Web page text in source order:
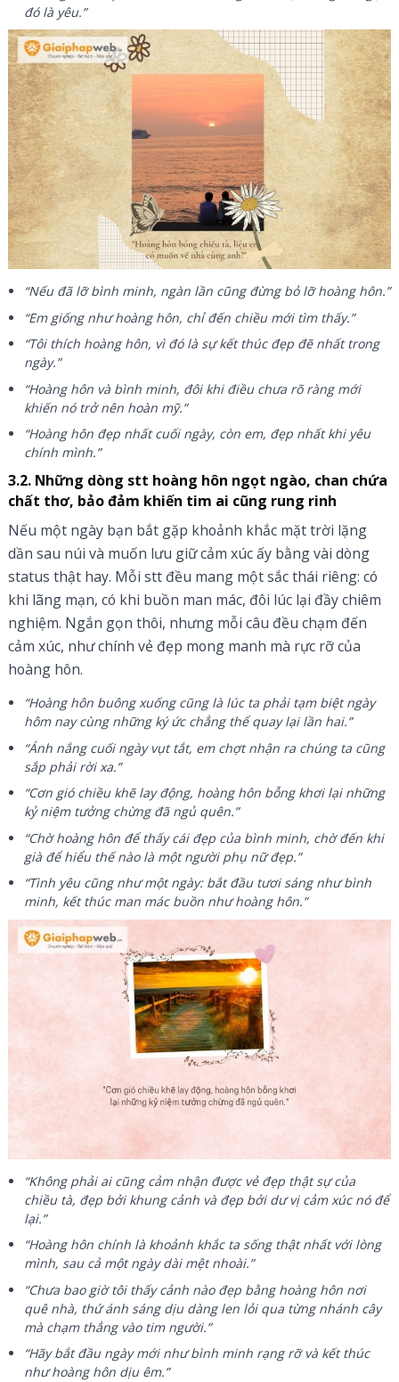
đó là yêu.”
“Nếu đã lỡ bình minh, ngàn lần cũng đừng bỏ lỡ hoàng hôn.”
“Em giống như hoàng hôn, chỉ đến chiều mới tìm thấy.”
“Tôi thích hoàng hôn, vì đó là sự kết thúc đẹp đẽ nhất trong
ngày.”
“Hoàng hôn và bình minh, đôi khi điều chưa rõ ràng mới
khiến nó trở nên hoàn mỹ.”
“Hoàng hôn đẹp nhất cuối ngày, còn em, đẹp nhất khi yêu
chính mình.”
3.2. Những dòng stt hoàng hôn ngọt ngào, chan chứa
chất thơ, bảo đảm khiến tim ai cũng rung rinh
Nếu một ngày bạn bắt gặp khoảnh khắc mặt trời lặng
dần sau núi và muốn lưu giữ cảm xúc ấy bằng vài dòng
status thật hay. Mỗi stt đều mang một sắc thái riêng: có
khi lãng mạn, có khi buồn man mác, đôi lúc lại đầy chiêm
nghiệm. Ngắn gọn thôi, nhưng mỗi câu đều chạm đến
cảm xúc, như chính vẻ đẹp mong manh mà rực rỡ của
hoàng hôn.
“Hoàng hôn buông xuống cũng là lúc ta phải tạm biệt ngày
hôm nay cùng những ký ức chẳng thể quay lại lần hai.”
“Ánh nắng cuối ngày vụt tắt, em chợt nhận ra chúng ta cũng
sắp phải rời xa.”
“Cơn gió chiều khẽ lay động, hoàng hôn bỗng khơi lại những
kỷ niệm tưởng chừng đã ngủ quên.”
“Chờ hoàng hôn để thấy cái đẹp của bình minh, chờ đến khi
già để hiểu thế nào là một người phụ nữ đẹp.”
“Tình yêu cũng như một ngày: bắt đầu tươi sáng như bình
minh, kết thúc man mác buồn như hoàng hôn.”
“Không phải ai cũng cảm nhận được vẻ đẹp thật sự của
chiều tà, đẹp bởi khung cảnh và đẹp bởi dư vị cảm xúc nó để
lại.”
“Hoàng hôn chính là khoảnh khắc ta sống thật nhất với lòng
mình, sau cả một ngày dài mệt nhoài.”
“Chưa bao giờ tôi thấy cảnh nào đẹp bằng hoàng hôn nơi
quê nhà, thứ ánh sáng dịu dàng len lỏi qua từng nhánh cây
mà chạm thẳng vào tim người.”
“Hãy bắt đầu ngày mới như bình minh rạng rỡ và kết thúc
như hoàng hôn dịu êm.”